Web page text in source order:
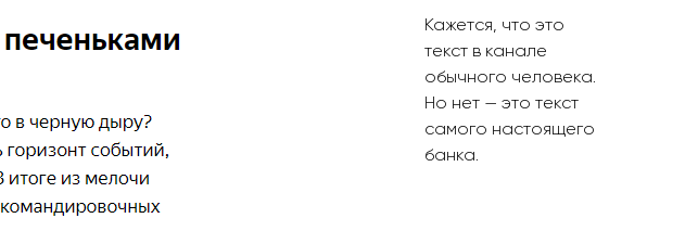
Кажется, что это
текст в канале
обычного человека.
Но нет — это текст
самого настоящего
банка.